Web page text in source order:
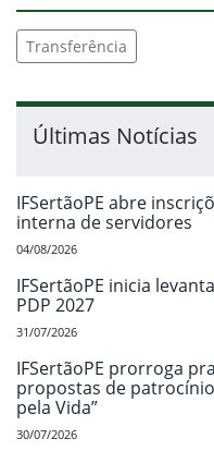
Transferência
Últimas Notícias
IFSertãoPE abre
interna de servidores
04/08/2026
IFSertãoPE inicia
PDP 2027
31/07/2026
IFSertãoPE prorroga
propostas de
pela Vida”
30/07/2026